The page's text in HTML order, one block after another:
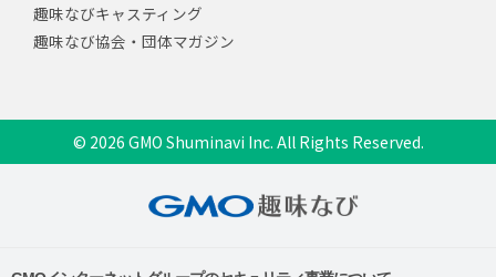
趣味なびキャスティング
趣味なび協会・団体マガジン
© 2026 GMO Shuminavi Inc. All Rights Reserved.